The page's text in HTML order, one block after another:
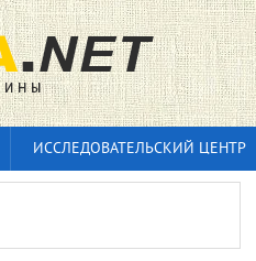
ИССЛЕДОВАТЕЛЬСКИЙ ЦЕНТР